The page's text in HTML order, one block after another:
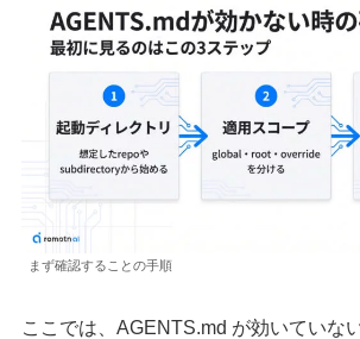
まず確認することの手順
ここでは、AGENTS.md が効いていな